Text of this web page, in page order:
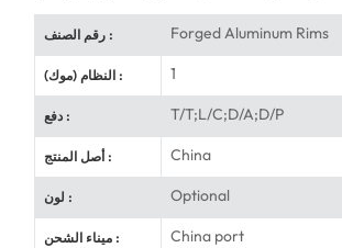
رقم الصنف : Forged Aluminum Rims
النظام (موك) : 1
دفع : T/T;L/C;D/A;D/P
أصل المنتج : China
لون : Optional
ميناء الشحن : China port